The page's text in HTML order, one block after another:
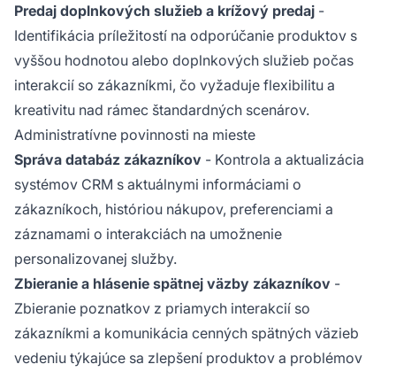
Predaj doplnkových služieb a krížový predaj -
Identifikácia príležitostí na odporúčanie produktov s
vyššou hodnotou alebo doplnkových služieb počas
interakcií so zákazníkmi, čo vyžaduje flexibilitu a
kreativitu nad rámec štandardných scenárov.
Administratívne povinnosti na mieste
Správa databáz zákazníkov - Kontrola a aktualizácia
systémov CRM s aktuálnymi informáciami o
zákazníkoch, históriou nákupov, preferenciami a
záznamami o interakciách na umožnenie
personalizovanej služby.
Zbieranie a hlásenie spätnej väzby zákazníkov -
Zbieranie poznatkov z priamych interakcií so
zákazníkmi a komunikácia cenných spätných väzieb
vedeniu týkajúce sa zlepšení produktov a problémov